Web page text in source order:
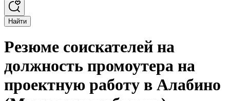
Найти
Резюме соискателей на
должность промоутера на
проектную работу в Алабино